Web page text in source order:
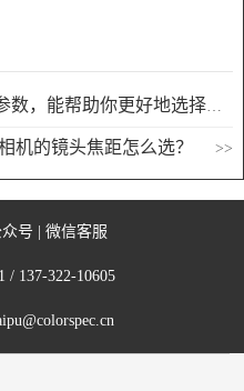
能帮助你更好地选择雾度计
机的镜头焦距怎么选？ >>
号 微信客服
/ 137-322-10605